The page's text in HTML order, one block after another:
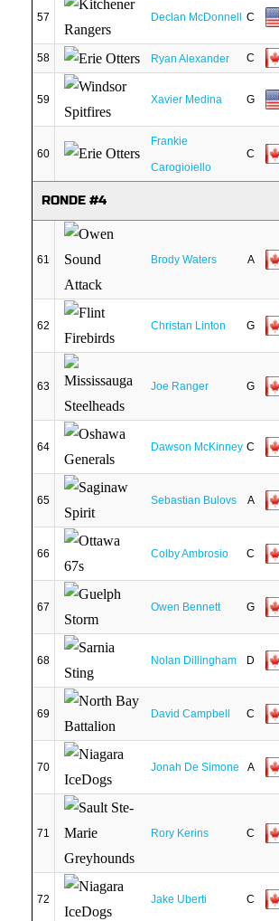
57 Declan McDonnell C
58 Ryan Alexander C
59 Xavier Medina G
60
Frankie
Carogioiello
C
RONDE #4
61 Brody Waters A
62 Christan Linton G
63 Joe Ranger G
64 Dawson McKinney C
65 Sebastian Bulovs A
66 Colby Ambrosio C
67 Owen Bennett G
68 Nolan Dillingham D
69 David Campbell C
70 Jonah De Simone A
71 Rory Kerins C
72 Jake Uberti C